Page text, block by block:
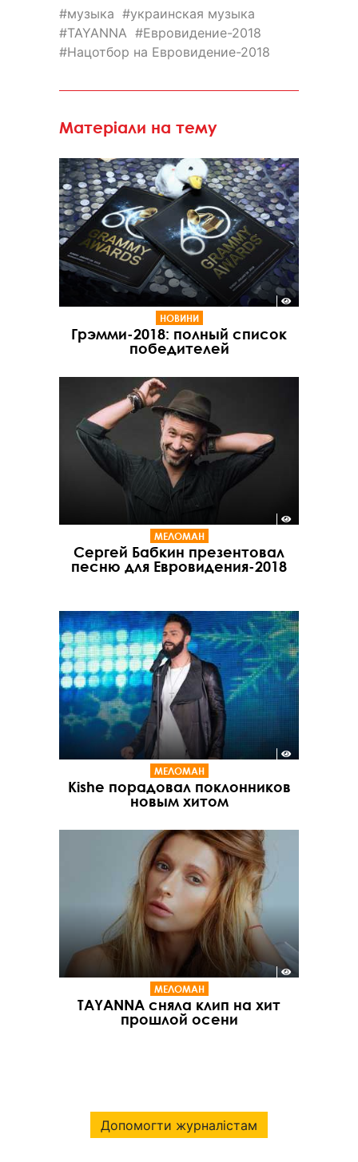
музыка
украинская музыка
TAYANNA
Евровидение-2018
Нацотбор на Евровидение-2018
Матеріали на тему
НОВИНИ
Грэмми-2018: полный список
победителей
МЕЛОМАН
Сергей Бабкин презентовал
песню для Евровидения-2018
МЕЛОМАН
Kishe порадовал поклонников
новым хитом
МЕЛОМАН
TAYANNA сняла клип на хит
прошлой осени
Допомогти журналістам